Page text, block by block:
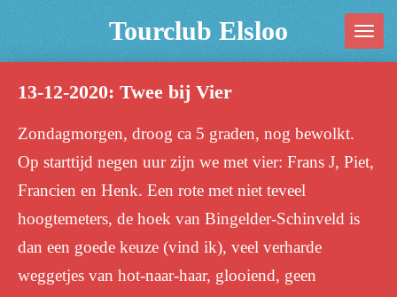
de
Tourclub Elsloo
13-12-2020: Twee bij Vier
Zondagmorgen, droog ca 5 graden, nog bewolkt.
Op starttijd negen uur zijn we met vier: Frans J, Piet,
Francien en Henk. Een rote met niet teveel
hoogtemeters, de hoek van Bingelder-Schinveld is
dan een goede keuze (vind ik), veel verharde
weggetjes van hot-naar-haar, glooiend, geen